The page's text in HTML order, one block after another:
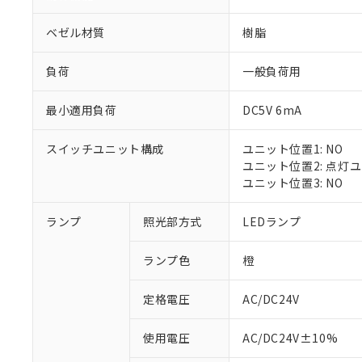
ベゼル材質 樹脂
負荷 一般負荷用
最小適用負荷 DC5V 6mA
スイッチユニット構成
ユニット位置1: NO
ユニット位置2: 点灯
ユニット位置3: NO
ランプ 照光部方式 LEDランプ
ランプ色 橙
定格電圧 AC/DC24V
使用電圧 AC/DC24V±10%
ご利用条件
※1 対応状況
調査・確認中：
非該当品：ライセ
仕入先様の事情に
があります。
※1 中国